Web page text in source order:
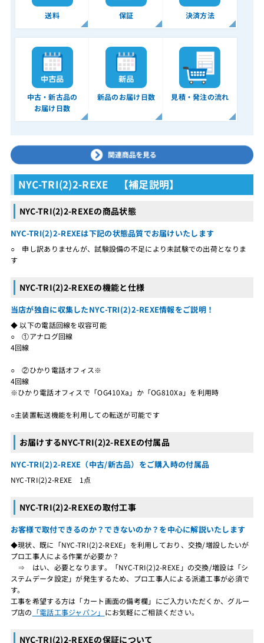
送料 保証 決済方法
中古・新古品の
お届け日数
新品のお届け日数 見積・発注の流れ
NYC-TRI(2)2-REXE 【補足説明】
NYC-TRI(2)2-REXEの商品状態
NYC-TRI(2)2-REXEは下記の状態品質でお届けいたします
○ 申し訳ありませんが、試験設備の不足により未試験での出荷となりま
す
NYC-TRI(2)2-REXEの機能と仕様
当店が独自に収集したNYC-TRI(2)2-REXE情報をご説明！
◆ 以下の電話回線を収容可能
○ ①アナログ回線
4回線
○ ②ひかり電話オフィス※
4回線
※ひかり電話オフィスで「OG410Xa」か「OG810Xa」を利用時
○主装置転送機能を利用しての転送が可能です
お届けするNYC-TRI(2)2-REXEの付属品
NYC-TRI(2)2-REXE（中古/新古品）をご購入時の付属品
NYC-TRI(2)2-REXE 1点
NYC-TRI(2)2-REXEの取付工事
お客様で取付できるのか？できないのか？を中心に解説いたします
◆現状、既に「NYC-TRI(2)2-REXE」を利用しており、交換/増設したいが
プロ工事人による作業が必要か？
⇒ はい、必要となります。「NYC-TRI(2)2-REXE」の交換/増設は「シ
ステムデータ設定」が発生するため、プロ工事人による派遣工事が必須で
す。
工事を希望する方は「カート画面の備考欄」にご入力いただくか、グルー
プ店の 「電話工事ジャパン」 にお気軽にご相談ください。
NYC-TRI(2)2-REXEの保証について